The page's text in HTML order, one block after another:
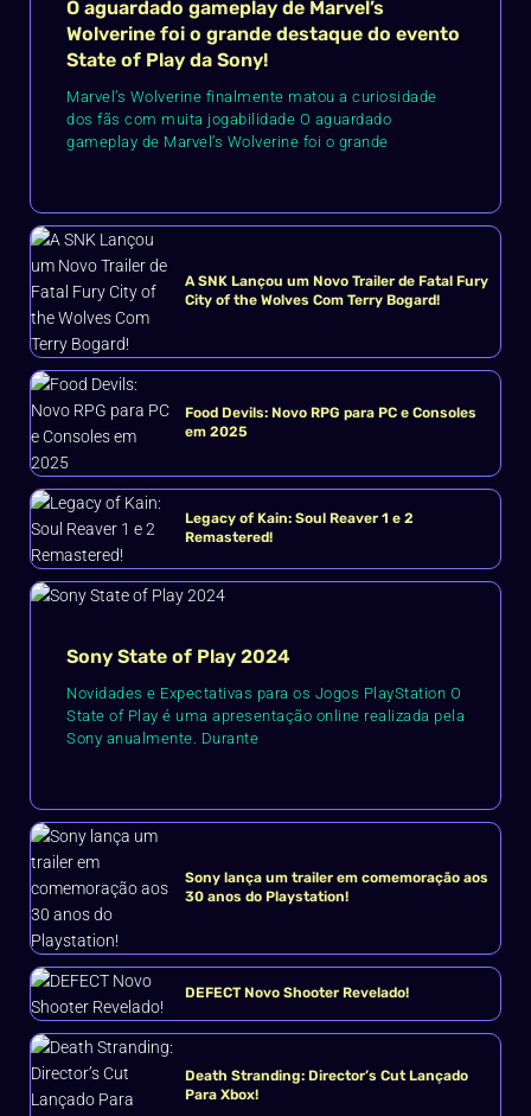
O aguardado gameplay de Marvel’s
Wolverine foi o grande destaque do evento
State of Play da Sony!
Marvel’s Wolverine finalmente matou a curiosidade
dos fãs com muita jogabilidade O aguardado
gameplay de Marvel’s Wolverine foi o grande
A SNK Lançou um Novo Trailer de Fatal Fury
City of the Wolves Com Terry Bogard!
Food Devils: Novo RPG para PC e Consoles
em 2025
Legacy of Kain: Soul Reaver 1 e 2
Remastered!
Sony State of Play 2024
Novidades e Expectativas para os Jogos PlayStation O
State of Play é uma apresentação online realizada pela
Sony anualmente. Durante
Sony lança um trailer em comemoração aos
30 anos do Playstation!
DEFECT Novo Shooter Revelado!
Death Stranding: Director’s Cut Lançado
Para Xbox!